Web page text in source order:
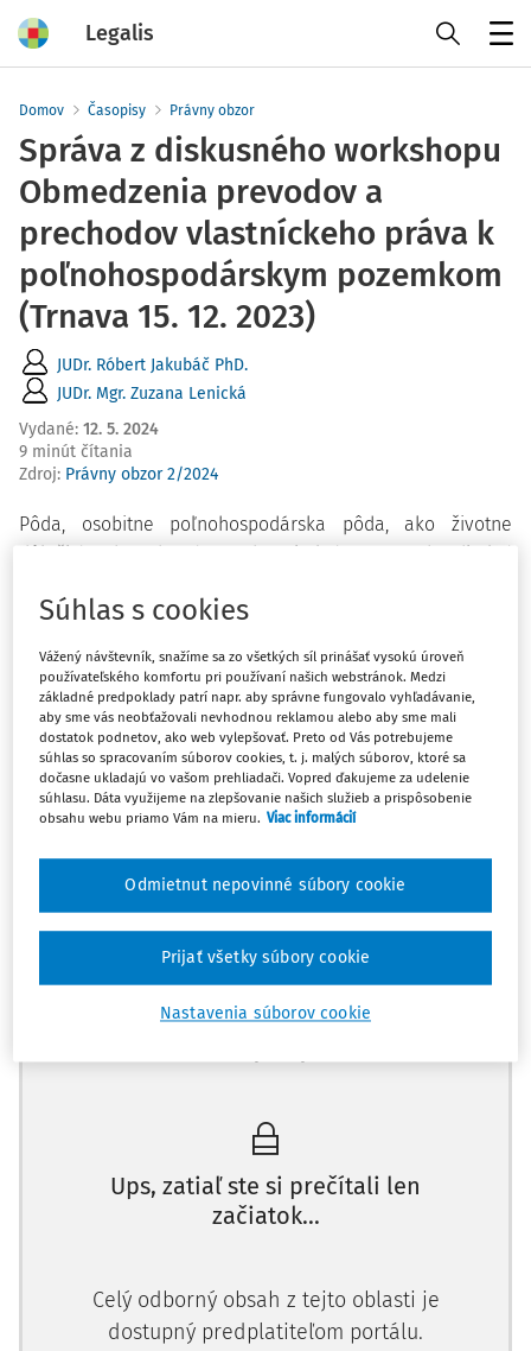
Legalis
Domov Časopisy Právny obzor
Správa z diskusného workshopu
Obmedzenia prevodov a
prechodov vlastníckeho práva k
poľnohospodárskym pozemkom
(Trnava 15. 12. 2023)
JUDr. Róbert Jakubáč PhD.
JUDr. Mgr. Zuzana Lenická
Vydané: 12. 5. 2024
9 minút čítania
Zdroj: Právny obzor 2/2024
Pôda, osobitne poľnohospodárska pôda, ako životne
dôležitý, obmedzený, neobnoviteľný a nenahraditeľný
(parafrázujúc dôvodovú správu k vládnemu návrhu
pozemku a o zmene a doplnení niektorých zákonov)
základňou environmentálneho, ekonomického a
sociálneho potenciálu každej krajiny, resp. spoločnosti.
Pochopiteľným a prirodzeným dôsledkom tohto významu
predovšetkým poľnohospodárskej pôdy je regulácia
nakladania s pozemkami tvoriacimi poľnohospodársky
diskurze v jeho najrozmanitejších podobách. O to viac to
platí v krajinách, kde evidovanie právnych vzťahov k
pozemkom vrátane pozemkov tvoriacich
poľnohospodársky pôdny fond, ako jeden z nástrojov štátu
na realizovanie jeho politík v oblasti ochrany
poľnohospodárskej pôdy, prešlo takým tristným vývojom,
ako to bolo na území Slovenskej republiky.
konštatovalo, že žiadne odvetvie našej právnej vedy
5)dnes by sme mohli v obdobnom duchu
poznamenať, že máloktorá právna problematika požíva
Ups, zatiaľ ste si prečítali len
začiatok...
Celý odborný obsah z tejto oblasti je
dostupný predplatiteľom portálu.
Súhlas s cookies
Vážený návštevník, snažíme sa zo všetkých síl prinášať vysokú úroveň
používateľského komfortu pri používaní našich webstránok. Medzi
základné predpoklady patrí napr. aby správne fungovalo vyhľadávanie,
aby sme vás neobťažovali nevhodnou reklamou alebo aby sme mali
dostatok podnetov, ako web vylepšovať. Preto od Vás potrebujeme
súhlas so spracovaním súborov cookies, t. j. malých súborov, ktoré sa
dočasne ukladajú vo vašom prehliadači. Vopred ďakujeme za udelenie
súhlasu. Dáta využijeme na zlepšovanie našich služieb a prispôsobenie
obsahu webu priamo Vám na mieru. Viac informácií
Nastavenia súborov cookie
Odmietnut nepovinné súbory cookie
Prijať všetky súbory cookie